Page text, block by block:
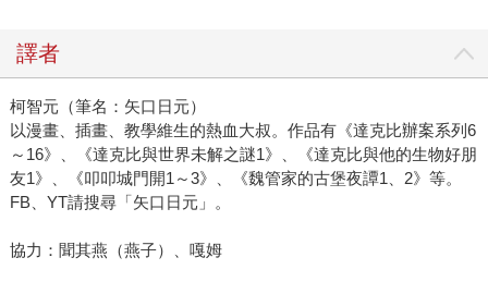
譯者
柯智元（筆名：矢口日元）
以漫畫、插畫、教學維生的熱血大叔。作品有《達克比辦案系列6
～16》、《達克比與世界未解之謎1》、《達克比與他的生物好朋
友1》、《叩叩城門開1～3》、《魏管家的古堡夜譚1、2》等。
FB、YT請搜尋「矢口日元」。
協力：聞其燕（燕子）、嘎姆